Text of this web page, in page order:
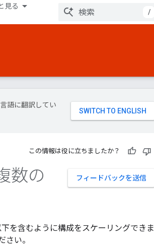
見る
/
語に翻訳してい
この情報は役に立ちましたか？
フィードバックを送信
数の
を含むように構成をスケーリングできま
さい。